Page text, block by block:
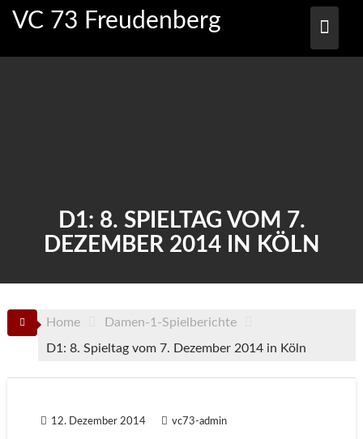
Skip
VC 73 Freudenberg
D1: 8. SPIELTAG VOM 7.
DEZEMBER 2014 IN KÖLN
Home
Damen-1-Spielberichte
D1: 8. Spieltag vom 7. Dezember 2014 in Köln
12. Dezember 2014 vc73-admin